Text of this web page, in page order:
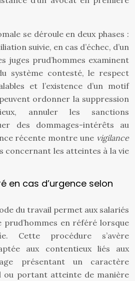
se déroule en deux phases :
suivie, en cas d’échec, d’un
juges prud’hommes examinent
système contesté, le respect
et l’existence d’un motif
ordonner la suppression
annuler les sanctions
des dommages-intérêts au
récente montre une vigilance
concernant les atteintes à la vie
en cas d’urgence selon
du travail permet aux salariés
prud’hommes en référé lorsque
Cette procédure s’avère
aux contentieux liés aux
présentant un caractère
ou portant atteinte de manière